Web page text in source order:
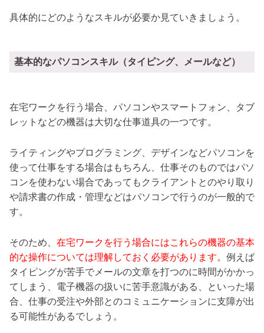
具体的にどのようなスキルが必要か見ていきましょう。
基本的なパソコンスキル（タイピング、メールなど）
在宅ワークを行う場合、パソコンやスマートフォン、タブ
レットなどの機器は大切な仕事道具の一つです。
ライティングやプログラミング、デザインなどパソコンを
使って仕事をする場合はもちろん、仕事そのものではパソ
コンを使わない場合であってもクライアントとのやり取り
や請求書の作成・管理などはパソコンで行うのが一般的で
す。
そのため、 在宅ワークを行う場合にはこれらの機器の基本
的な操作については理解しておく必要があります。 例えば
タイピングが苦手でメールの文章を打つのに時間がかかっ
てしまう、電子機器の扱いに苦手意識がある、といった場
合、仕事の受注や外部とのコミュニケーションに支障が出
る可能性があるでしょう。